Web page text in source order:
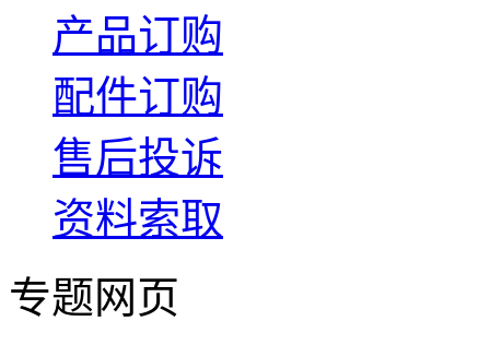
产品订购
配件订购
售后投诉
资料索取
专题网页